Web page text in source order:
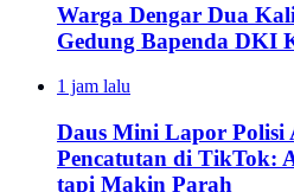
Warga Dengar Dua
Gedung Bapenda DKI
1 jam lalu
Daus Mini Lapor Polisi
Pencatutan di TikTok:
tapi Makin Parah